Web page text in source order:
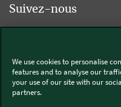
Suivez-nous
Thermomix®
We use cookies to personalise
features and to analyse our
your use of our site with our
partners.